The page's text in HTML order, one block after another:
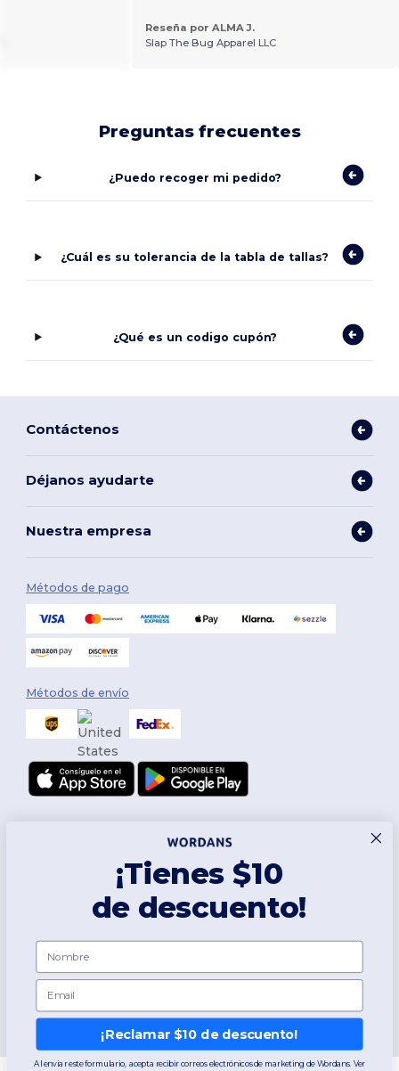
Reseña por ALMA J.
Slap The Bug Apparel LLC
Preguntas frecuentes
¿Puedo recoger mi pedido?
¿Cuál es su tolerancia de la tabla de tallas?
¿Qué es un codigo cupón?
Contáctenos
Déjanos ayudarte
Nuestra empresa
Métodos de pago
Métodos de envío
Términos y Condiciones|Política de personalización|Política de
Política de Cookies |Mapa del sitio
Si tienes dudas o preguntas,
puedes escribirnos en
cualquier momento. Nuestro
chatbot está aquí para
¡Tienes $10
de descuento!
Nombre
Email
¡Reclamar $10 de descuento!
Al enviar este formulario, acepta recibir correos electrónicos de marketing de Wordans. Ver